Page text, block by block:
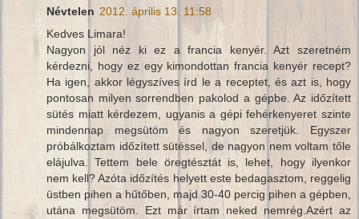
Névtelen 2012. április 13. 11:58
Kedves Limara!
Nagyon jól néz ki ez a francia kenyér. Azt szeretném
kérdezni, hogy ez egy kimondottan francia kenyér recept?
Ha igen, akkor légyszíves írd le a receptet, és azt is, hogy
pontosan milyen sorrendben pakolod a gépbe. Az időzített
sütés miatt kérdezem, ugyanis a gépi fehérkenyeret szinte
mindennap megsütöm és nagyon szeretjük. Egyszer
próbálkoztam időzített sütéssel, de nagyon nem voltam tőle
elájulva. Tettem bele öregtésztát is, lehet, hogy ilyenkor
nem kell? Azóta időzítés helyett este bedagasztom, reggelig
üstben pihen a hűtőben, majd 30-40 percig pihen a gépben,
utána megsütöm. Ezt már írtam neked nemrég.Azért az